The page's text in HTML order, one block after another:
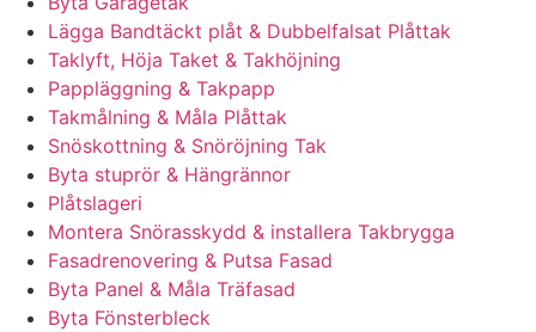
Lägga Bandtäckt plåt & Dubbelfalsat Plåttak
Taklyft, Höja Taket & Takhöjning
Pappläggning & Takpapp
Takmålning & Måla Plåttak
Snöskottning & Snöröjning Tak
Byta stuprör & Hängrännor
Plåtslageri
Montera Snörasskydd & installera Takbrygga
Fasadrenovering & Putsa Fasad
Byta Panel & Måla Träfasad
Byta Fönsterbleck